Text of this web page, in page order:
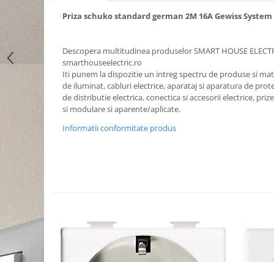
Priza schuko standard german 2M 16A Gewiss
Descopera multitudinea produselor SMART HOUSE
smarthouseelectric.ro
Iti punem la dispozitie un intreg spectru de produse si
de iluminat, cabluri electrice, aparataj si aparatura de
de distributie electrica, conectica si accesorii electrice,
si modulare si aparente/aplicate.
Informatii conformitate produs